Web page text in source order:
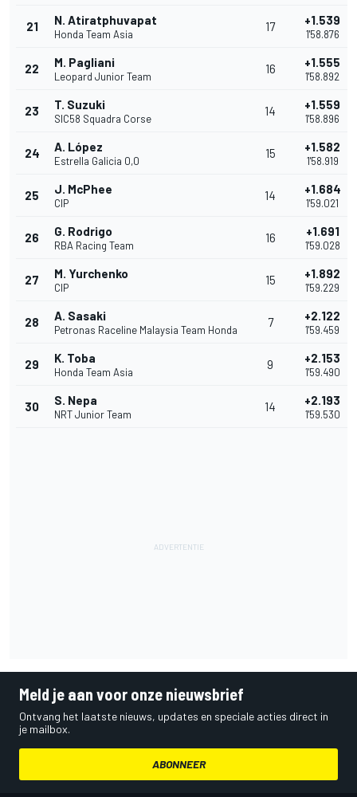
21 N. Atiratphuvapat
Honda Team Asia
17 +1.539
1'58.876
22 M. Pagliani
Leopard Junior Team
16 +1.555
1'58.892
23 T. Suzuki
SIC58 Squadra Corse
14 +1.559
1'58.896
24 A. López
Estrella Galicia 0,0
15 +1.582
1'58.919
25 J. McPhee
CIP
14 +1.684
1'59.021
26 G. Rodrigo
RBA Racing Team
16 +1.691
1'59.028
27 M. Yurchenko
CIP
15 +1.892
1'59.229
28 A. Sasaki
Petronas Raceline Malaysia Team Honda
7 +2.122
1'59.459
29 K. Toba
Honda Team Asia
9 +2.153
1'59.490
30 S. Nepa
NRT Junior Team
14 +2.193
1'59.530
Meld je aan voor onze nieuwsbrief
Ontvang het laatste nieuws, updates en speciale acties direct in
je mailbox.
ABONNEER